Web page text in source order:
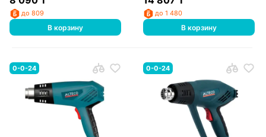
до 809
В корзину
до 1 480
В корзину
0-0-24 0-0-24